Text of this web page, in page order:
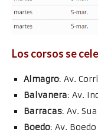
Los corsos se
Almagro: Av.
Balvanera: Av.
Barracas: Av.
Boedo: Av.